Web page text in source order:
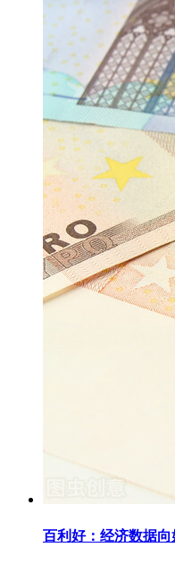
百利好：经济数据